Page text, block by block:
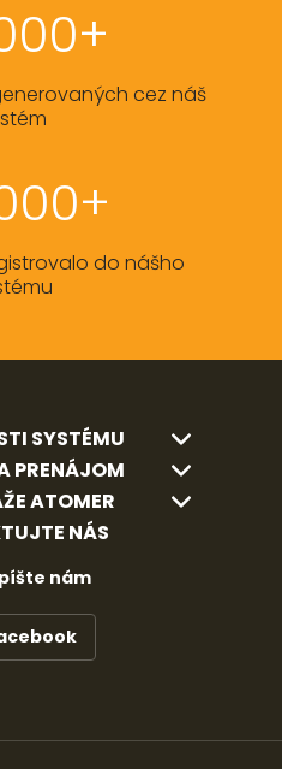
cez náš
do nášho
SYSTÉMU
PRENÁJOM
ATOMER
NÁS
nám